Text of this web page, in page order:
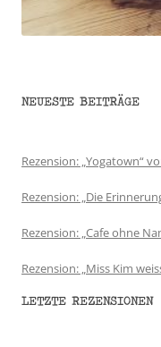
NEUESTE BEITRÄGE
Rezension: „Yogatown“
Rezension: „Die
Rezension: „Cafe ohne
Rezension: „Miss Kim
LETZTE REZENSIONEN